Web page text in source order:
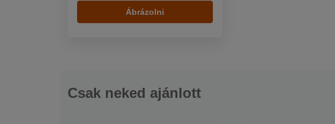
Ábrázolni
Csak neked ajánlott